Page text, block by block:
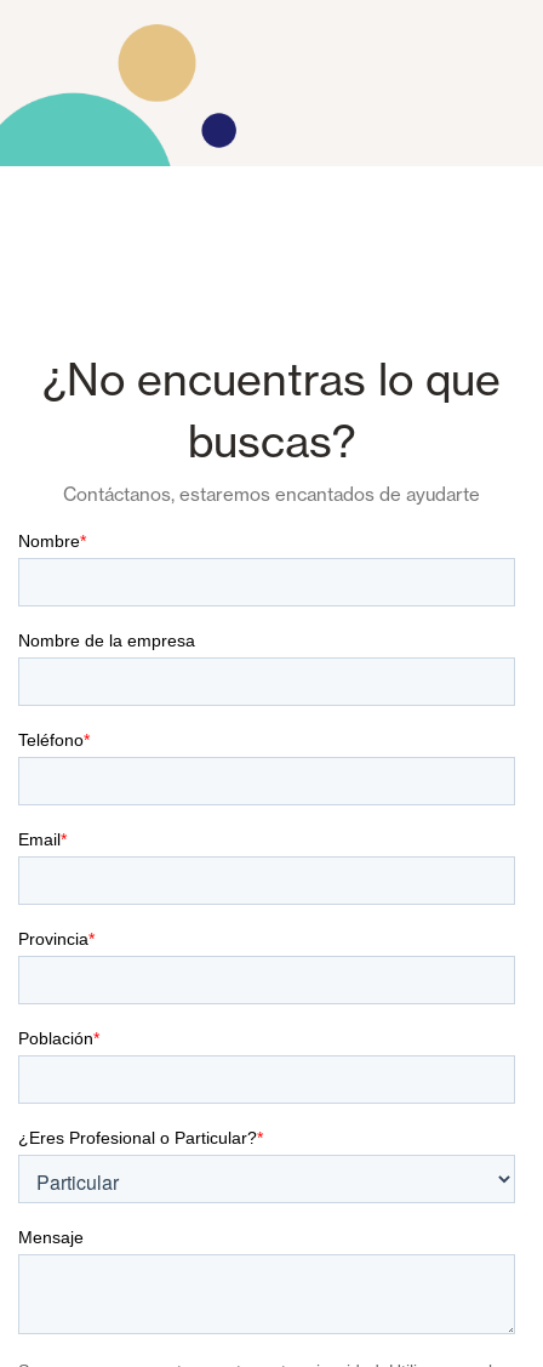
¿No encuentras lo que
buscas?
Contáctanos, estaremos encantados de ayudarte